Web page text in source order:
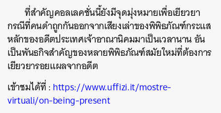
ที่สำคัญคอลเลคชั่นนี้ยังมีจุดมุ่งหมายเพื่อเยียวยา
กรณีที่คนดำถูกกันออกจากเสียงเล่าของพิพิธภัณฑ์กระแส
หลักของอดีตประเทศเจ้าอาณานิคมมาเป็นเวลานาน อัน
เป็นพันธกิจสำคัญของหลายพิพิธภัณฑ์สมัยใหม่ที่ต้องการ
เยียวยารอยแผลจากอดีต
เข้าชมได้ที่ :https://www.uffizi.it/mostre-
virtuali/on-being-present